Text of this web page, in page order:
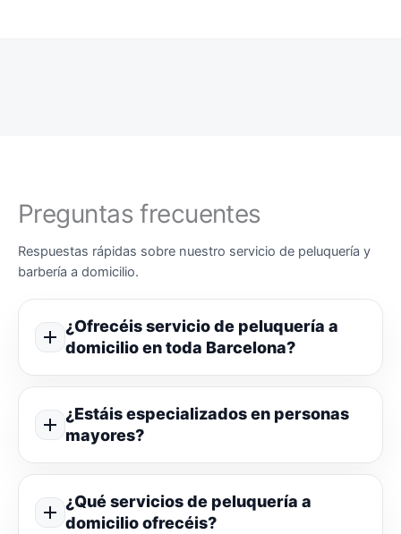
Preguntas frecuentes
Respuestas rápidas sobre nuestro servicio de peluquería y
barbería a domicilio.
¿Ofrecéis servicio de peluquería a
domicilio en toda Barcelona?
¿Estáis especializados en personas
mayores?
¿Qué servicios de peluquería a
domicilio ofrecéis?